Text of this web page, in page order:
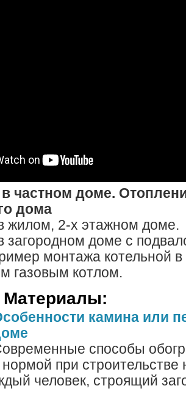
в частном доме.
дома
жилом, 2-х этажном доме.
загородном доме с
монтажа котельной
газовым котлом.
Материалы:
камина или
способы
нормой при
человек, строящий